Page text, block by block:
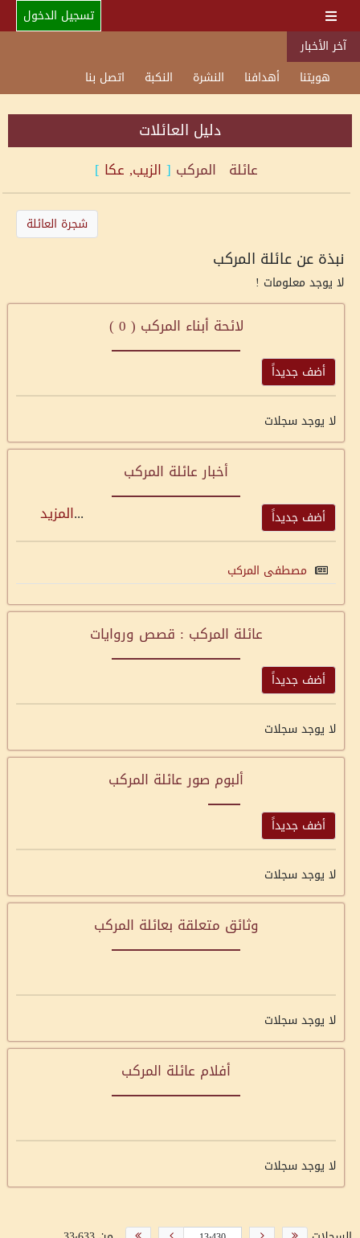
تسجيل الدخول
آخر الأخبار
هويتنا
أهدافنا النشرة النكبة اتصل بنا
دليل العائلات
عائلة المركب [ الزيب, عكا ]
شجرة العائلة
نبذة عن عائلة المركب
لا يوجد معلومات !
لائحة أبناء المركب ( 0
)
أضف جديداً
لا يوجد سجلات
أخبار عائلة المركب
أضف جديداً ...المزيد
مصطفى المركب
عائلة المركب : قصص وروايات
أضف جديداً
لا يوجد سجلات
ألبوم صور عائلة المركب
أضف جديداً
لا يوجد سجلات
وثائق متعلقة بعائلة المركب
لا يوجد سجلات
أفلام عائلة المركب
لا يوجد سجلات